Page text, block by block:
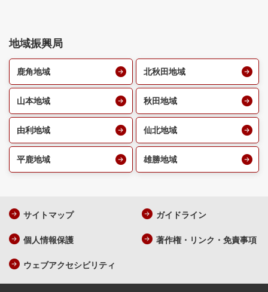
地域振興局
鹿角地域 北秋田地域
山本地域 秋田地域
由利地域 仙北地域
平鹿地域 雄勝地域
サイトマップ ガイドライン
個人情報保護 著作権・リンク・免責事項
ウェブアクセシビリティ